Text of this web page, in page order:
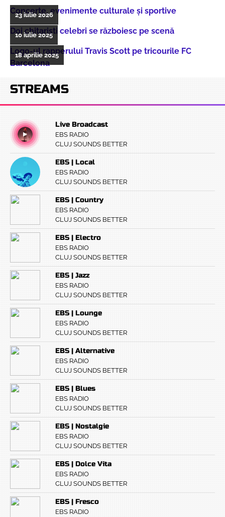
Concerte, evenimente culturale şi sportive
23 iulie 2026
Doi chitarişti celebri se războiesc pe scenă
10 iulie 2025
Logo-ul rapperului Travis Scott pe tricourile FC
Barcelona
18 aprilie 2025
STREAMS
Live Broadcast
EBS RADIO
CLUJ SOUNDS BETTER
EBS | Local
EBS RADIO
CLUJ SOUNDS BETTER
EBS | Country
EBS RADIO
CLUJ SOUNDS BETTER
EBS | Electro
EBS RADIO
CLUJ SOUNDS BETTER
EBS | Jazz
EBS RADIO
CLUJ SOUNDS BETTER
EBS | Lounge
EBS RADIO
CLUJ SOUNDS BETTER
EBS | Alternative
EBS RADIO
CLUJ SOUNDS BETTER
EBS | Blues
EBS RADIO
CLUJ SOUNDS BETTER
EBS | Nostalgie
EBS RADIO
CLUJ SOUNDS BETTER
EBS | Dolce Vita
EBS RADIO
CLUJ SOUNDS BETTER
EBS | Fresco
EBS RADIO